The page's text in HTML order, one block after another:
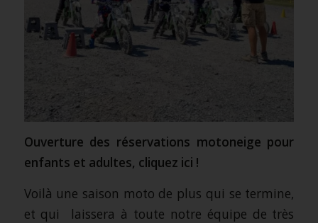
Ouverture des réservations motoneige pour
enfants et adultes, cliquez ici !
Voilà une saison moto de plus qui se termine,
et qui laissera à toute notre équipe de très